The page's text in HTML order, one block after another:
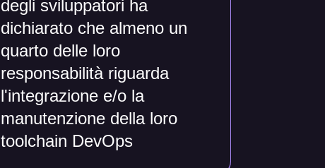
degli sviluppatori ha
dichiarato che almeno un
quarto delle loro
responsabilità riguarda
l'integrazione e/o la
manutenzione della loro
toolchain DevOps